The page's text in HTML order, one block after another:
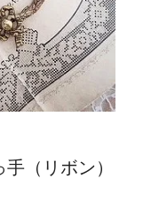
（リボン）